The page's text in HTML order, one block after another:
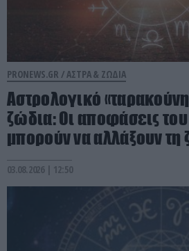
PRONEWS.GR / ΑΣΤΡΑ & ΖΩΔΙΑ
Αστρολογικό
ζώδια: Οι αποφάσεις
μπορούν να αλλάξουν τη
03.08.2026 | 12:50